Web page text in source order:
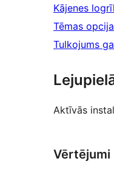
Kājenes
Tēmas
Tulkojums
Aktīvās
Vērtējumi